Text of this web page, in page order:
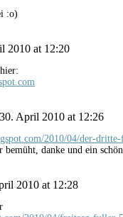
:o)
2010 at 12:20
30. April 2010 at 12:26
2010/04/der-
danke und ein
2010 at 12:28